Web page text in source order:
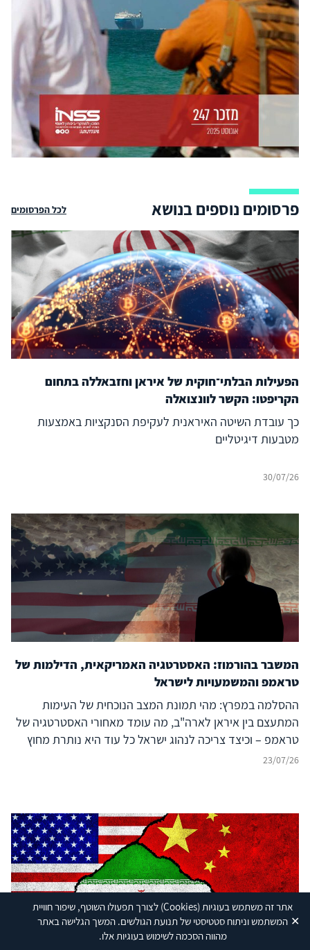
אתר זה משתמש בעוגיות(Cookies) לצורך תפעולו השוטף, שיפור חוויית
המשתמש וניתוח סטטיסטי של תנועת הגולשים. המשך הגלישה באתר
מהווה הסכמה לשימוש בעוגיות אלו.
✕
פרסומים נוספים בנושא לכל הפרסומים
הפעילות הבלתי־חוקית של איראן וחזבאללה בתחום
הקריפטו: הקשר לוונצואלה
כך עובדת השיטה האיראנית לעקיפת הסנקציות באמצעות
מטבעות דיגיטליים
30/07/26
המשבר בהורמוז: האסטרטגיה האמריקאית, הדילמות של
טראמפ והמשמעויות לישראל
ההסלמה במפרץ: מהי תמונת המצב הנוכחית של העימות
המתעצם בין איראן לארה"ב, מה עומד מאחורי האסטרטגיה של
טראמפ – וכיצד צריכה לנהוג ישראל כל עוד היא נותרת מחוץ
לעימות?
23/07/26
Shutterstock